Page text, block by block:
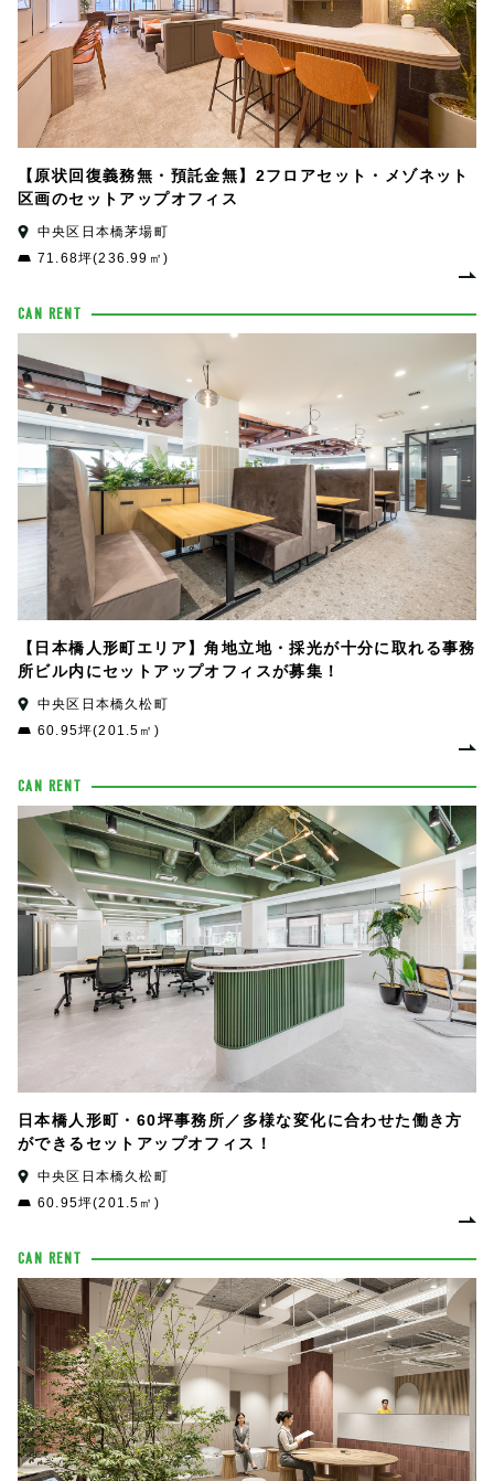
【原状回復義務無・預託金無】2フロアセット・メゾネット
区画のセットアップオフィス
中央区日本橋茅場町
71.68坪(236.99㎡)
CAN RENT
【日本橋人形町エリア】角地立地・採光が十分に取れる事務
所ビル内にセットアップオフィスが募集！
中央区日本橋久松町
60.95坪(201.5㎡)
CAN RENT
日本橋人形町・60坪事務所／多様な変化に合わせた働き方
ができるセットアップオフィス！
中央区日本橋久松町
60.95坪(201.5㎡)
CAN RENT